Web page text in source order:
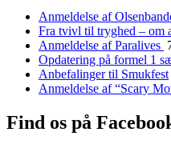
Anmeldelse af
Fra tvivl til tryghed – om
Anmeldelse af Paralives
Opdatering på formel 1
Anbefalinger til Smukfest
Anmeldelse af “Scary
Find os på